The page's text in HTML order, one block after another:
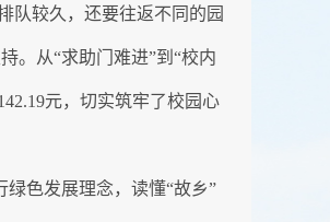
队较久，还要往返不同的园
。从“求助门难进”到“校内
元，切实筑牢了校园心
色发展理念，读懂“故乡”